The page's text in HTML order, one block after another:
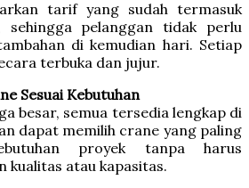
tarif yang sudah termasuk
sehingga pelanggan tidak perlu
di kemudian hari. Setiap
terbuka dan jujur.
Sesuai Kebutuhan
besar, semua tersedia lengkap di
dapat memilih crane yang paling
proyek tanpa harus
kualitas atau kapasitas.